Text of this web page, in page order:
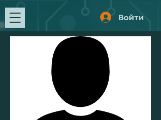
Войти